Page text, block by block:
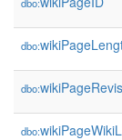
dbo:
dbo:
dbo: